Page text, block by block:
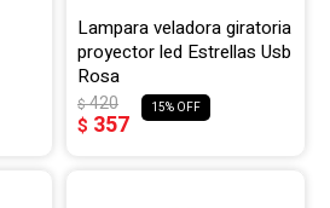
Lampara veladora giratoria
proyector led Estrellas Usb
Rosa
$ 357
$420 15